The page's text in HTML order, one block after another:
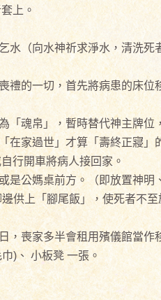
上。
水（向水神祈求淨水，清洗死
禮的一切，首先將病患的床
「魂帛」，暫時替代神主牌
家過世」才算「壽終正寢
行開車將病人接回家。
是公媽桌前方。（即放置神
供上「腳尾飯」，使死者不
，喪家多半會租用殯儀館當
)、 小板凳 一張。